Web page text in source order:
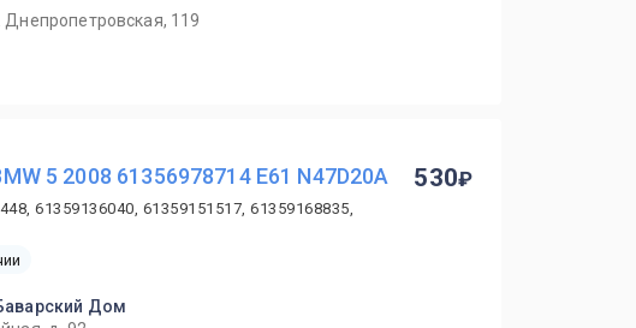
119
5 2008 61356978714 E61 N47D20A
61359136040, 61359151517, 61359168835,
Дом
530